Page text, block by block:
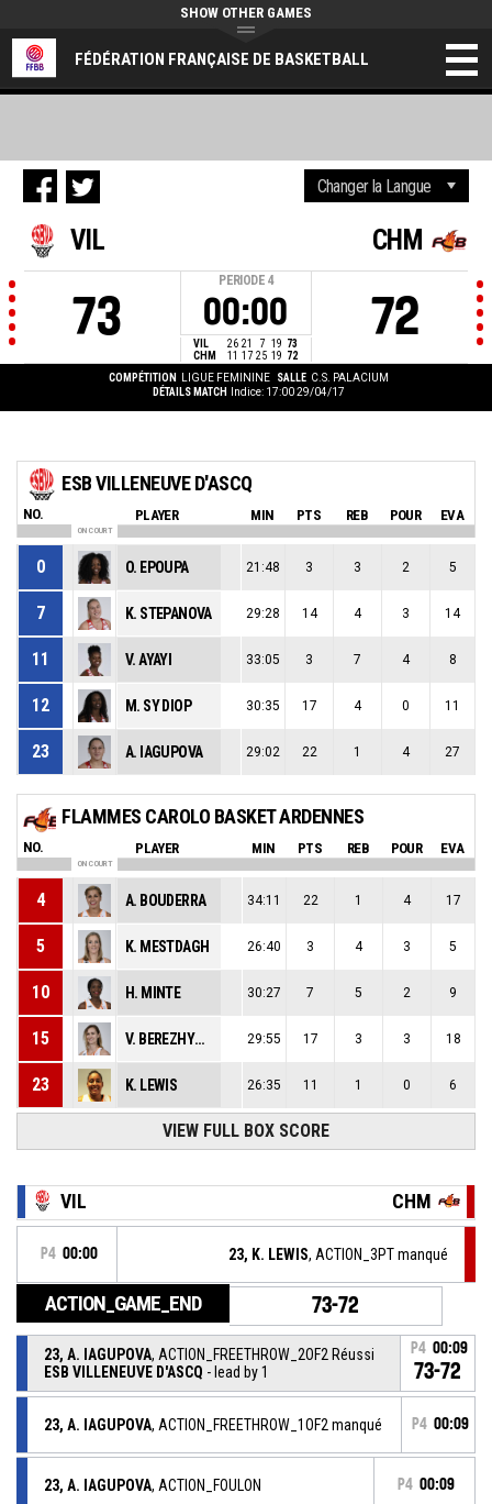
FÉDÉRATION FRANÇAISE DE BASKETBALL
SHOW OTHER GAMES
VIL
73
PERIODE 4
00:00
VIL 26 21 7 19 73
CHM
11 17 25 19 72
CHM
72
COMPÉTITION LIGUE FEMININE SALLE C.S. PALACIUM
DÉTAILS MATCH
Indice: 17:00 29/04/17
ESB VILLENEUVE D'ASCQ
NO. PLAYER MIN PTS REB POUR EVA
ON COURT
0 O. EPOUPA 21:48 3 3 2 5
7 K. STEPANOVA 29:28 14 4 3 14
11 V. AYAYI 33:05 3 7 4 8
12 M. SY DIOP 30:35 17 4 0 11
23 A. IAGUPOVA 29:02 22 1 4 27
FLAMMES CAROLO BASKET ARDENNES
NO. PLAYER MIN PTS REB POUR EVA
ON COURT
4 A. BOUDERRA 34:11 22 1 4 17
5 K. MESTDAGH 26:40 3 4 3 5
10 H. MINTE 30:27 7 5 2 9
15 V. BEREZHYNSKA 29:55 17 3 3 18
23 K. LEWIS 26:35 11 1 0 6
VIEW FULL BOX SCORE
VIL CHM
P4 00:00 23, K. LEWIS, ACTION_3PT manqué
ACTION_GAME_END 73-72
23, A. IAGUPOVA, ACTION_FREETHROW_2OF2 Réussi
ESB VILLENEUVE D'ASCQ - lead by 1
P4 00:09
73-72
23, A. IAGUPOVA, ACTION_FREETHROW_1OF2 manqué P4 00:09
23, A. IAGUPOVA, ACTION_FOULON P4 00:09